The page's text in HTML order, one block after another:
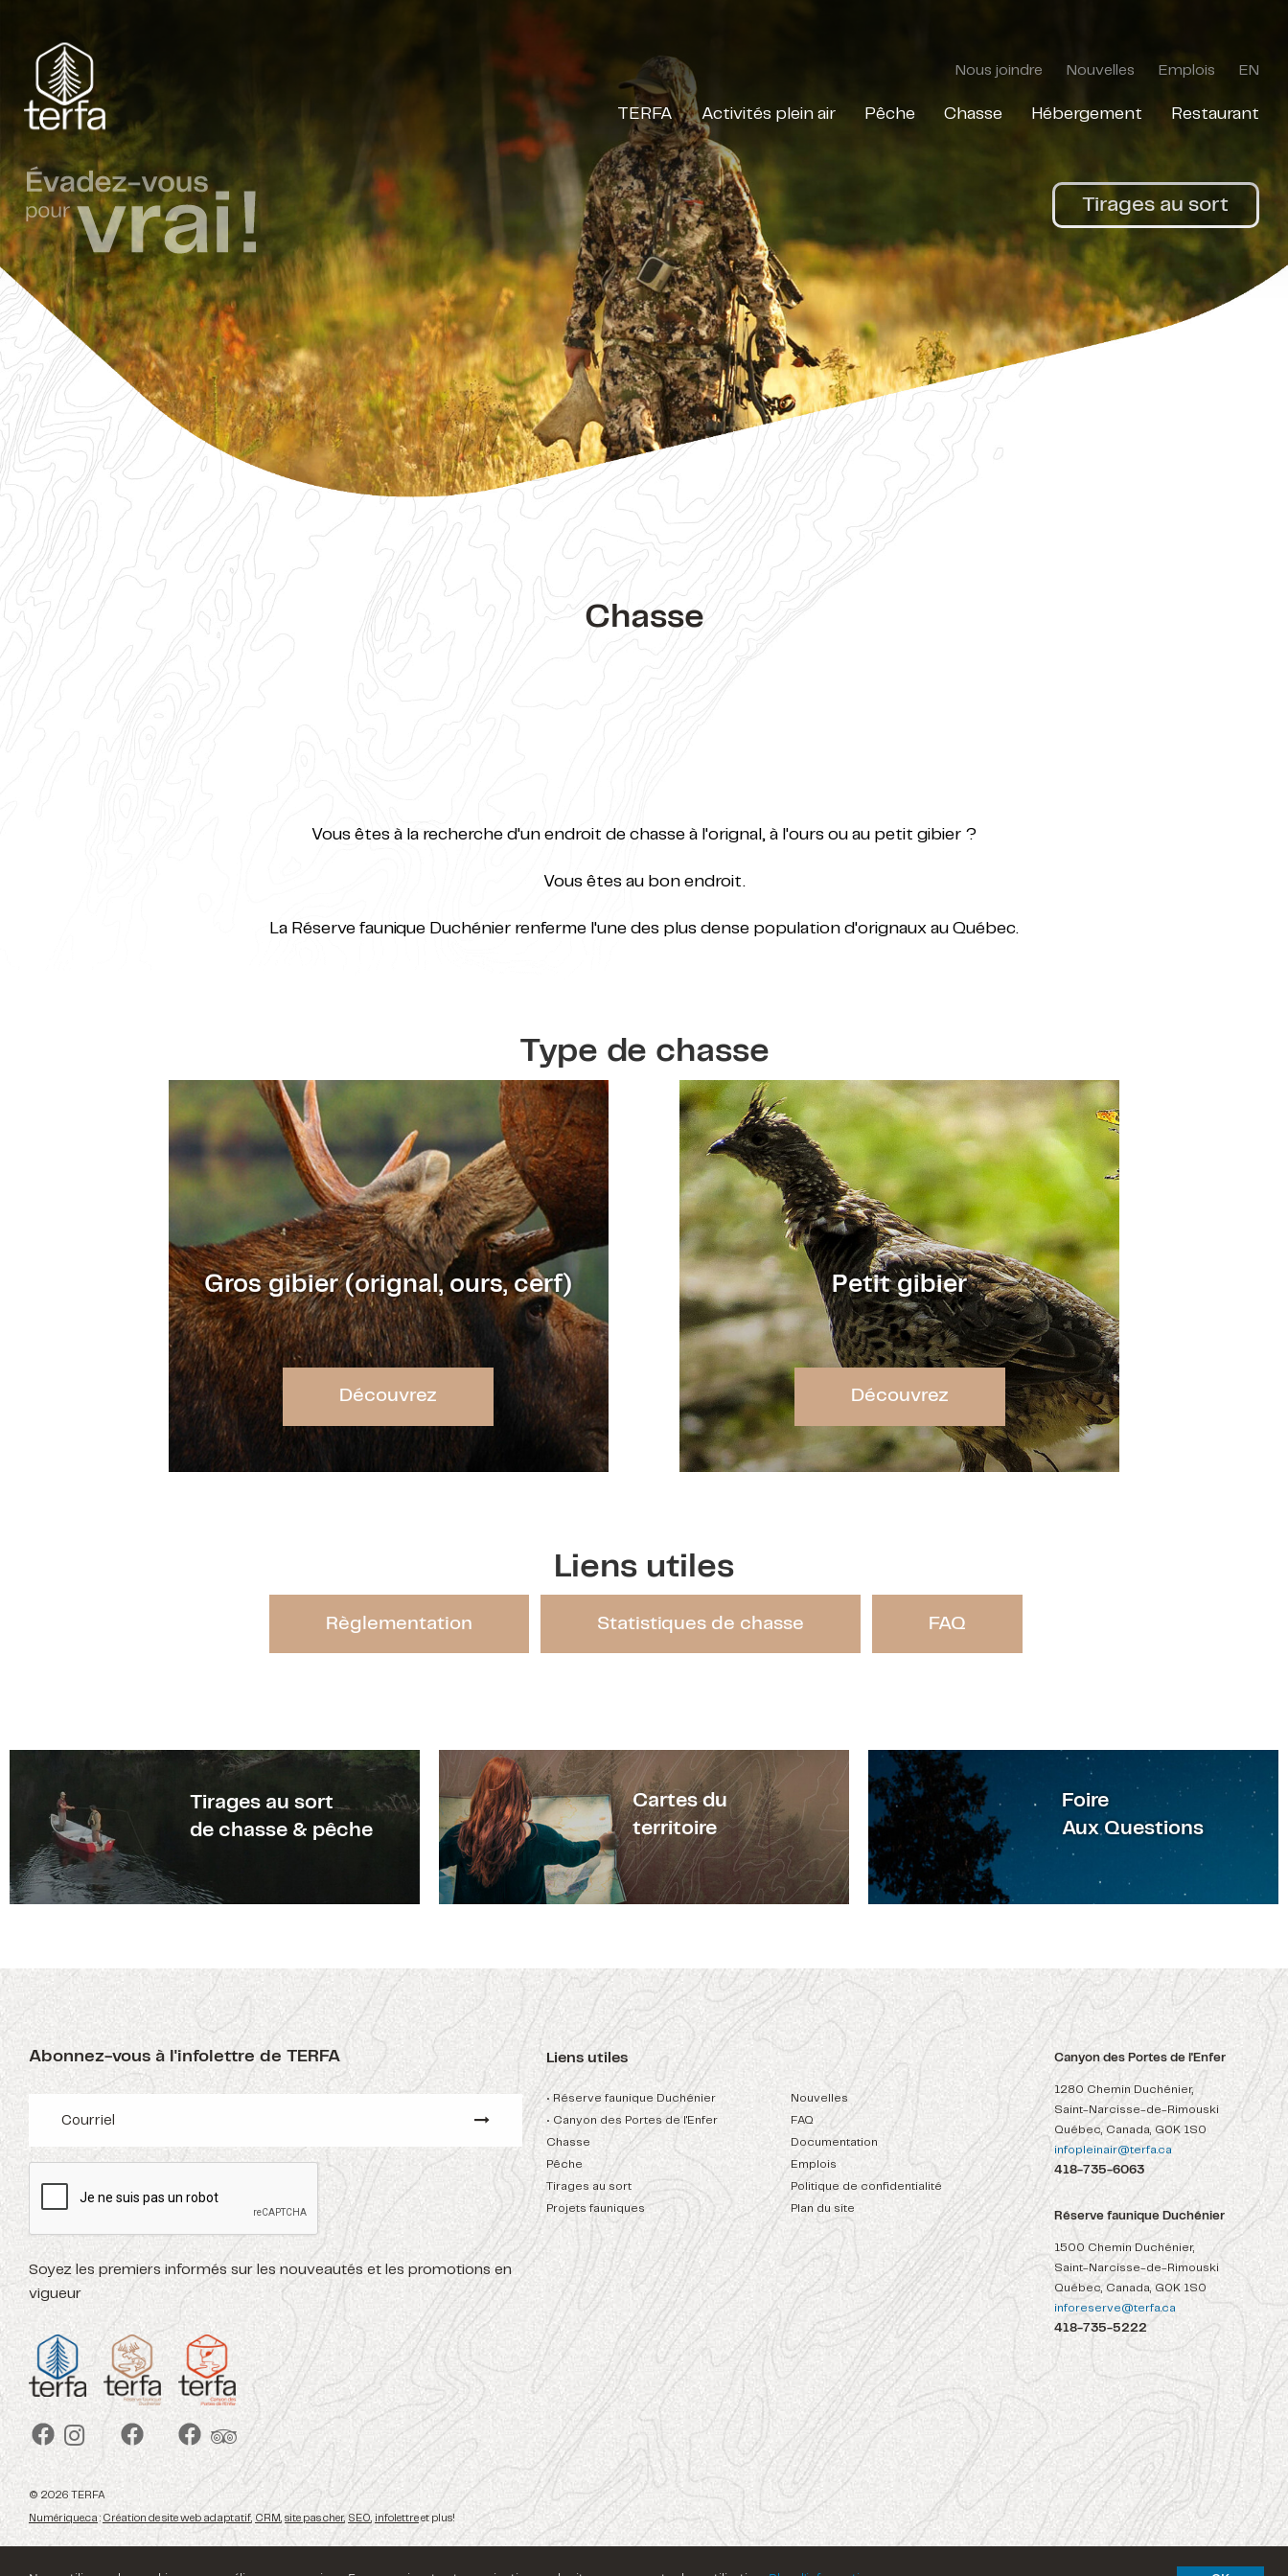
Nous joindre Nouvelles Emplois EN
TERFA Activités plein air Pêche Chasse Hébergement Restaurant
Tirages au sort
Chasse
Vous êtes à la recherche d'un endroit de chasse à l'orignal, à l'ours ou au petit gibier ?
Vous êtes au bon endroit.
La Réserve faunique Duchénier renferme l'une des plus dense population d'orignaux au Québec.
Type de chasse
Gros gibier (orignal, ours, cerf)
Découvrez
Petit gibier
Découvrez
Liens utiles
Règlementation Statistiques de chasse FAQ
Tirages au sort
de chasse & pêche
Cartes du
territoire
Foire
Aux Questions
Abonnez-vous à l'infolettre de TERFA
Soyez les premiers informés sur les nouveautés et les promotions en
vigueur
Liens utiles
• Réserve faunique Duchénier Nouvelles
• Canyon des Portes de l'Enfer FAQ
Chasse Documentation
Pêche Emplois
Tirages au sort Politique de confidentialité
Projets fauniques Plan du site
Canyon des Portes de l'Enfer
1280 Chemin Duchénier,
Saint-Narcisse-de-Rimouski
Québec, Canada, G0K 1S0
infopleinair@terfa.ca
418-735-6063
Réserve faunique Duchénier
1500 Chemin Duchénier,
Saint-Narcisse-de-Rimouski
Québec, Canada, G0K 1S0
inforeserve@terfa.ca
418-735-5222
© 2026 TERFA
Numérique.ca : Création de site web adaptatif, CRM, site pas cher, SEO, infolettre et plus!